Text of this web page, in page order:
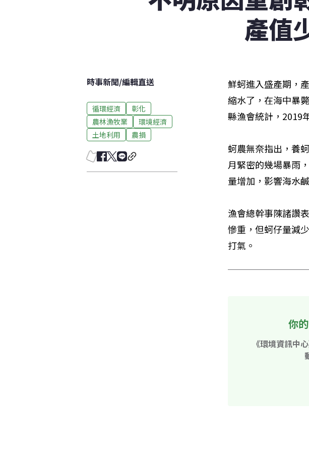
產值
時事新聞/編輯直送
循環經濟
彰化
農林漁牧業
環境經濟
土地利用
農損
鮮蚵進入盛產期，
縮水了，在海中暴
縣漁會統計，2019
蚵農無奈指出，養
月緊密的幾場暴雨
量增加，影響海水
漁會總幹事陳諸讚
慘重，但蚵仔量減
打氣。
你
《環境資訊中